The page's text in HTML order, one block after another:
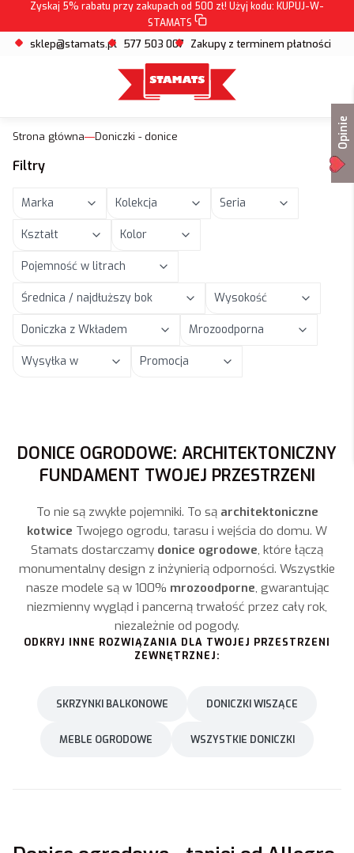
Zyskaj 5% rabatu przy zakupach od 500 zł! Użyj kodu: KUPUJ-W-
STAMATS
sklep@stamats.pl 577 503 007 Zakupy z terminem płatności
Strona główna Doniczki - donice
Filtry
Marka Kolekcja Seria
Kształt Kolor
Pojemność w litrach
Średnica / najdłuższy bok Wysokość
Doniczka z Wkładem Mrozoodporna
Wysyłka w Promocja
DONICE OGRODOWE: ARCHITEKTONICZNY
FUNDAMENT TWOJEJ PRZESTRZENI
To nie są zwykłe pojemniki. To są architektoniczne
kotwice Twojego ogrodu, tarasu i wejścia do domu. W
Stamats dostarczamy donice ogrodowe, które łączą
monumentalny design z inżynierią odporności. Wszystkie
nasze modele są w 100% mrozoodporne, gwarantując
niezmienny wygląd i pancerną trwałość przez cały rok,
niezależnie od pogody.
ODKRYJ INNE ROZWIĄZANIA DLA TWOJEJ PRZESTRZENI
ZEWNĘTRZNEJ:
SKRZYNKI BALKONOWE DONICZKI WISZĄCE
MEBLE OGRODOWE WSZYSTKIE DONICZKI
Opinie